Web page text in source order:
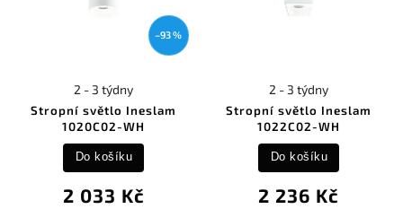
–93 %
Stropní světlo Ineslam
1020C02-WH
2 - 3 týdny
2 033 Kč
Do košíku
Stropní světlo Ineslam
1022C02-WH
2 - 3 týdny
2 236 Kč
Do košíku